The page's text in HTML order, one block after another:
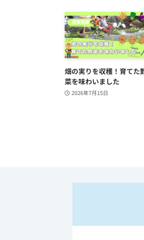
畑の実りを収穫！育てた
菜を味わいました
2026年7月15日